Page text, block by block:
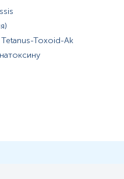
Tetanus-Toxoid-Ak